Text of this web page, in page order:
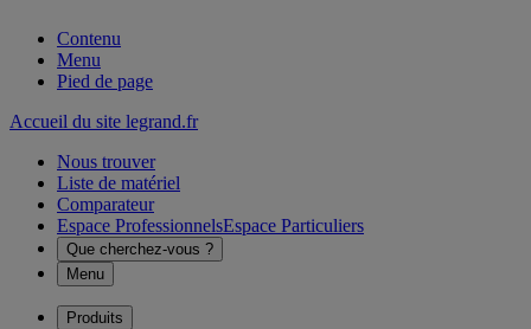
Contenu
Menu
Pied de page
Accueil du site legrand.fr
Nous trouver
Liste de matériel
Comparateur
Espace ProfessionnelsEspace Particuliers
Que cherchez-vous ?
Menu
Produits